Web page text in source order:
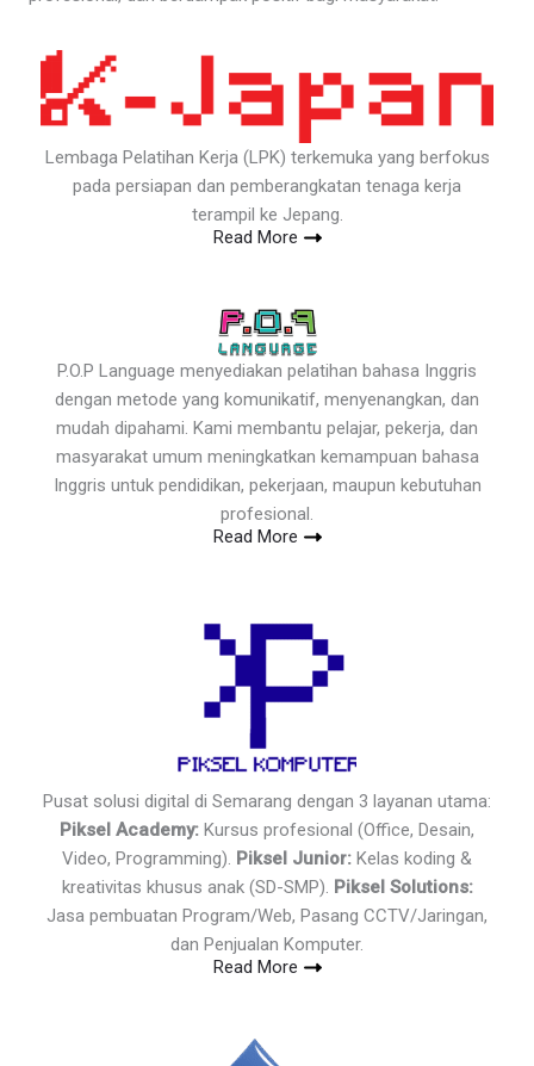
Lembaga Pelatihan Kerja (LPK) terkemuka yang berfokus
pada persiapan dan pemberangkatan tenaga kerja
terampil ke Jepang.
Read More
P.O.P Language menyediakan pelatihan bahasa Inggris
dengan metode yang komunikatif, menyenangkan, dan
mudah dipahami. Kami membantu pelajar, pekerja, dan
masyarakat umum meningkatkan kemampuan bahasa
Inggris untuk pendidikan, pekerjaan, maupun kebutuhan
profesional.
Read More
Pusat solusi digital di Semarang dengan 3 layanan utama:
Piksel Academy: Kursus profesional (Office, Desain,
Video, Programming). Piksel Junior: Kelas koding &
kreativitas khusus anak (SD-SMP). Piksel Solutions:
Jasa pembuatan Program/Web, Pasang CCTV/Jaringan,
dan Penjualan Komputer.
Read More